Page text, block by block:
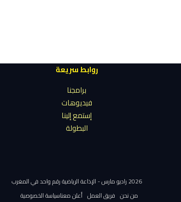
روابط سريعة
برامجنا
فيديوهات
إستمع إلينا
البطولة
2026 راديو مارس - الإذاعة الرياضية رقم واحد في المغرب
من نحن فريق العمل أعلن معناسياسة الخصوصية